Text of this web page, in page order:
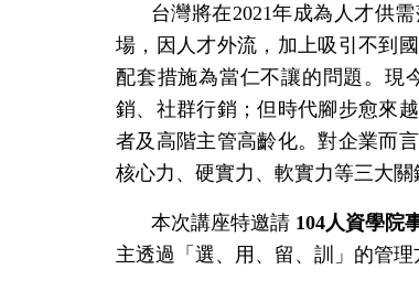
台灣將在2021年成為人才供
場，因人才外流，加上吸引不到
配套措施為當仁不讓的問題。現
銷、社群行銷；但時代腳步愈來
者及高階主管高齡化。對企業而
核心力、硬實力、軟實力等三大關
本次講座特邀請 104人資學院
主透過「選、用、留、訓」的管